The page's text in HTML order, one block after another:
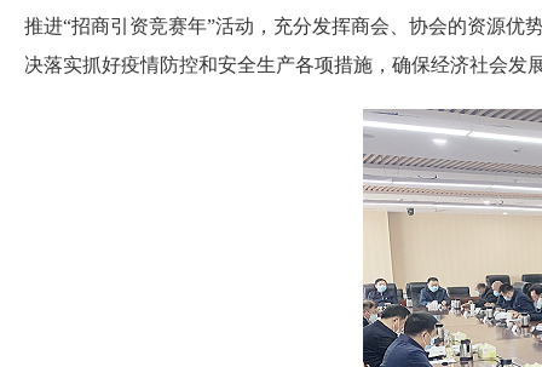
推进“招商引资竞赛年”活动，充分发挥商会、协会的资源优
决落实抓好疫情防控和安全生产各项措施，确保经济社会发